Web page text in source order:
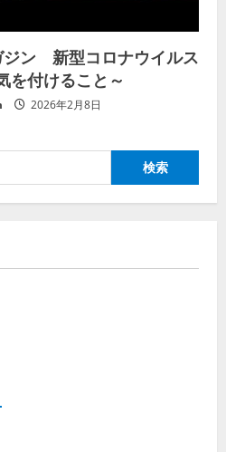
ジン 新型コロナウイルス
を付けること～
2026年2月8日